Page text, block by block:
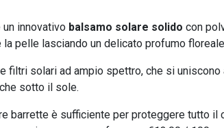
un innovativo balsamo solare solido con
la pelle lasciando un delicato profumo
filtri solari ad ampio spettro, che si
sotto il sole.
barrette è sufficiente per proteggere tutto il